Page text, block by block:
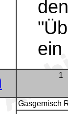
ein
1
Gasgemisch